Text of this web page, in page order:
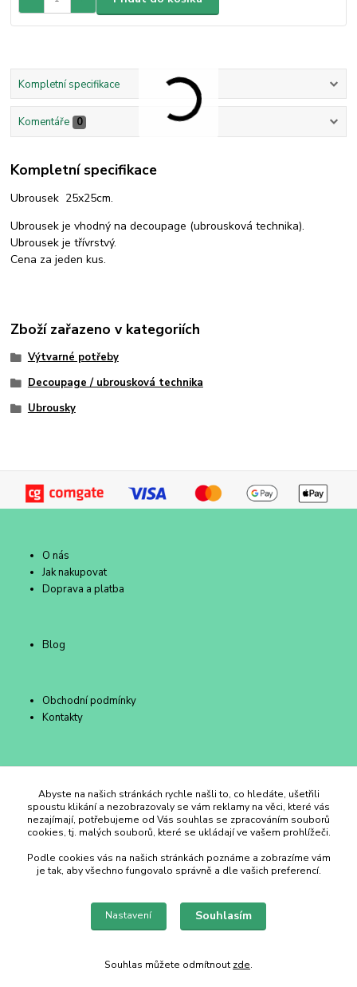
Kompletní specifikace
Komentáře 0
Kompletní specifikace
Ubrousek 25x25cm.
Ubrousek je vhodný na decoupage (ubrousková technika).
Ubrousek je třívrstvý.
Cena za jeden kus.
Zboží zařazeno v kategoriích
Výtvarné potřeby
Decoupage / ubrousková technika
Ubrousky
O nás
Jak nakupovat
Doprava a platba
Blog
Obchodní podmínky
Kontakty
Duhový Ateliér Kroměříž
+420 734 258 002
duhovyatelier@email.cz
Abyste na našich stránkách rychle našli to, co hledáte, ušetřili
spoustu klikání a nezobrazovaly se vám reklamy na věci, které vás
nezajímají, potřebujeme od Vás souhlas se zpracováním souborů
cookies, tj. malých souborů, které se ukládají ve vašem prohlížeči.
Podle cookies vás na našich stránkách poznáme a zobrazíme vám
je tak, aby všechno fungovalo správně a dle vašich preferencí.
Nastavení Souhlasím
Souhlas můžete odmítnout zde.